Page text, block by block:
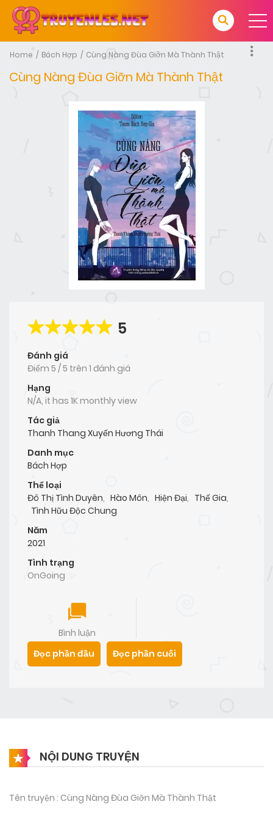
Home Bách Hợp Cùng Nàng Đùa Giỡn Mà Thành Thật
Cùng Nàng Đùa Giỡn Mà Thành Thật
5
Đánh giá
Điểm 5 /5 trên 1 đánh giá
Hạng
N/A, it has 1K monthly view
Tác giả
Thanh Thang Xuyến Hương Thái
Danh mục
Bách Hợp
Thể loại
Đô Thị Tình Duyên, Hào Môn, Hiện Đại, Thế Gia,
Tình Hữu Độc Chung
Năm
2021
Tình trạng
OnGoing
Bình luận
Đọc phần đầu
Đọc phần cuối
NỘI DUNG TRUYỆN
Tên truyện : Cùng Nàng Đùa Giỡn Mà Thành Thật